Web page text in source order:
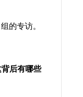
的专访。
后有哪些